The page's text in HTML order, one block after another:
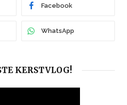
Facebook
WhatsApp
KERSTVLOG!